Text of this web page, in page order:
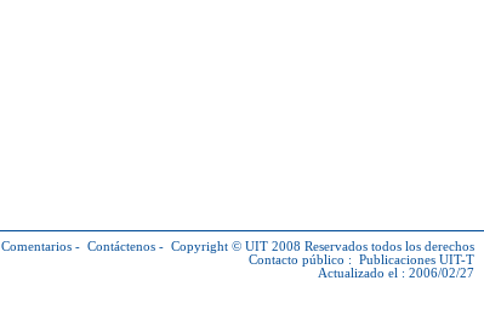
Comentarios - Contáctenos - Copyright © UIT 2008 Reservados todos los derechos
Contacto público : Publicaciones UIT-T
Actualizado el : 2006/02/27